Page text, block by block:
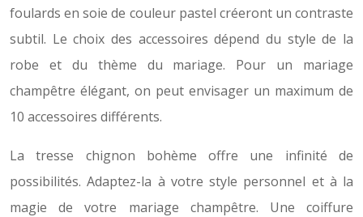
foulards en soie de couleur pastel créeront un contraste
subtil. Le choix des accessoires dépend du style de la
robe et du thème du mariage. Pour un mariage
champêtre élégant, on peut envisager un maximum de
10 accessoires différents.
La tresse chignon bohème offre une infinité de
possibilités. Adaptez-la à votre style personnel et à la
magie de votre mariage champêtre. Une coiffure